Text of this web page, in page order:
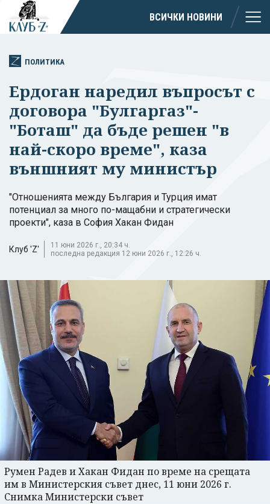
ВСИЧКИ НОВИНИ
ПОЛИТИКА
Ердоган наредил въпросът с
договора "Булгаргаз"-
"Боташ" да бъде решен "в
най-скоро време", каза
външният му министър
"Отношенията между България и Турция имат
потенциал за много по-мащабни и стратегически
проекти", каза в София Хакан Фидан
Клуб 'Z'
11 юни 2026 г., 20:34 ч.
последна редакция 12 юни 2026 г., 12:26 ч.
Румен Радев и Хакан Фидан по време на срещата
им в Министерския съвет днес, 11 юни 2026 г.
Снимка Министерски съвет